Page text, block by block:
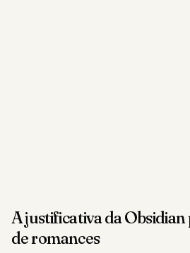
A justificativa da Obsidian
de romances